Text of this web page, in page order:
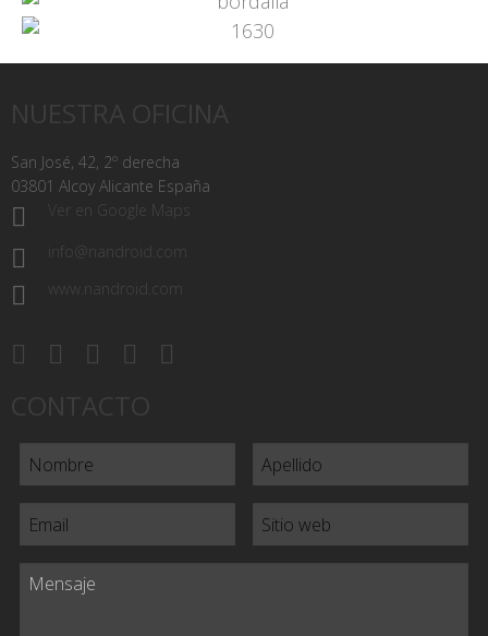
San José, 42, 2º derecha
03801 Alcoy Alicante España
Ver en Google Maps
info@nandroid.com
www.nandroid.com